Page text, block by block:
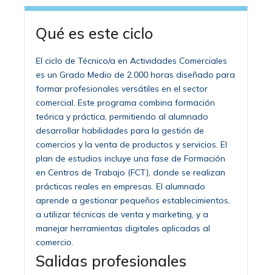
Qué es este ciclo
El ciclo de Técnico/a en Actividades Comerciales
es un Grado Medio de 2.000 horas diseñado para
formar profesionales versátiles en el sector
comercial. Este programa combina formación
teórica y práctica, permitiendo al alumnado
desarrollar habilidades para la gestión de
comercios y la venta de productos y servicios. El
plan de estudios incluye una fase de Formación
en Centros de Trabajo (FCT), donde se realizan
prácticas reales en empresas. El alumnado
aprende a gestionar pequeños establecimientos,
a utilizar técnicas de venta y marketing, y a
manejar herramientas digitales aplicadas al
comercio.
Salidas profesionales